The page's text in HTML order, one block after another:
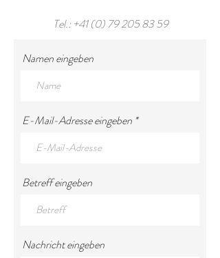
Tel.: +41 (0) 79 205 83 59
Namen eingeben
E-Mail-Adresse eingeben
Betreff eingeben
Nachricht eingeben